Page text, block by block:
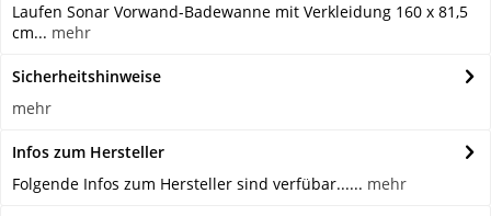
Laufen Sonar Vorwand-Badewanne mit Verkleidung 160 x 81,5
cm... mehr
Sicherheitshinweise
mehr
Infos zum Hersteller
Folgende Infos zum Hersteller sind verfübar...... mehr